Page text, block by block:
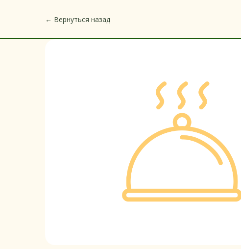
← Вернуться назад